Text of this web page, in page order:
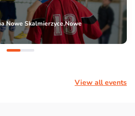
Nowe Skalmierzyce,Nowe
View all events